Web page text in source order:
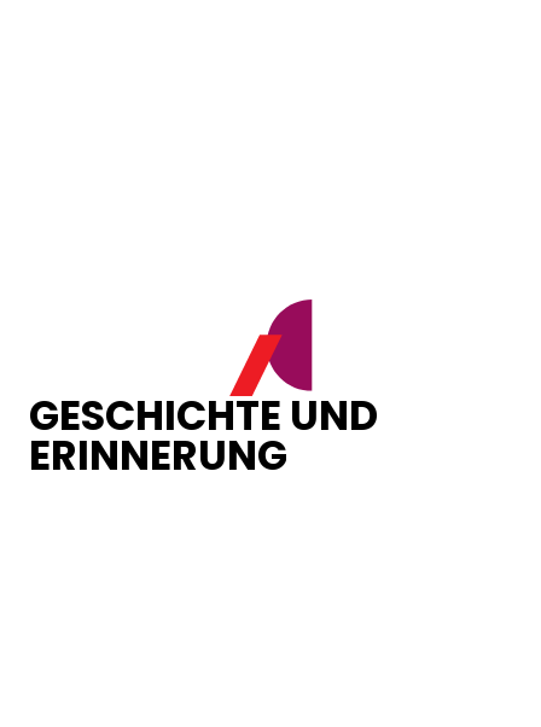
GESCHICHTE UND
ERINNERUNG